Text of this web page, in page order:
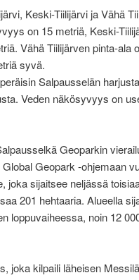
Keski-Tiilijärvi ja Vähä
on 15 metriä, Keski-
Vähä Tiilijärven pinta-ala
syvä.
Salpausselän
Veden näkösyvyys on
Geoparkin
Geopark -ohjemaan
joka sijaitsee neljässä
201 hehtaaria. Alueella
loppuvaiheessa, noin 12
joka kilpaili läheisen